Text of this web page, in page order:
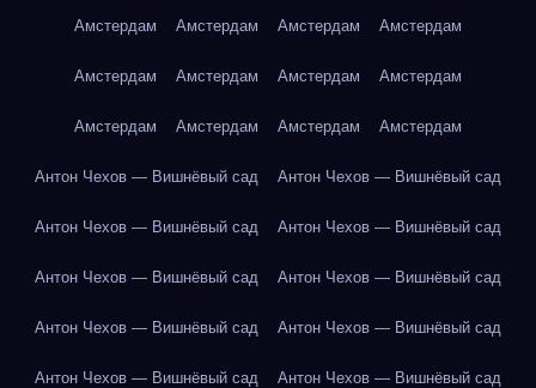
Амстердам Амстердам Амстердам Амстердам
Амстердам Амстердам Амстердам Амстердам
Амстердам Амстердам Амстердам Амстердам
Антон Чехов — Вишнёвый сад Антон Чехов — Вишнёвый сад
Антон Чехов — Вишнёвый сад Антон Чехов — Вишнёвый сад
Антон Чехов — Вишнёвый сад Антон Чехов — Вишнёвый сад
Антон Чехов — Вишнёвый сад Антон Чехов — Вишнёвый сад
Антон Чехов — Вишнёвый сад Антон Чехов — Вишнёвый сад